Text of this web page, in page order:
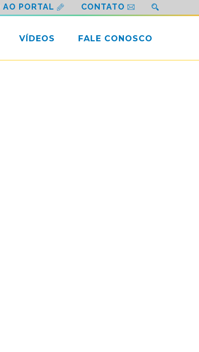
AO PORTAL CONTATO
VÍDEOS FALE CONOSCO